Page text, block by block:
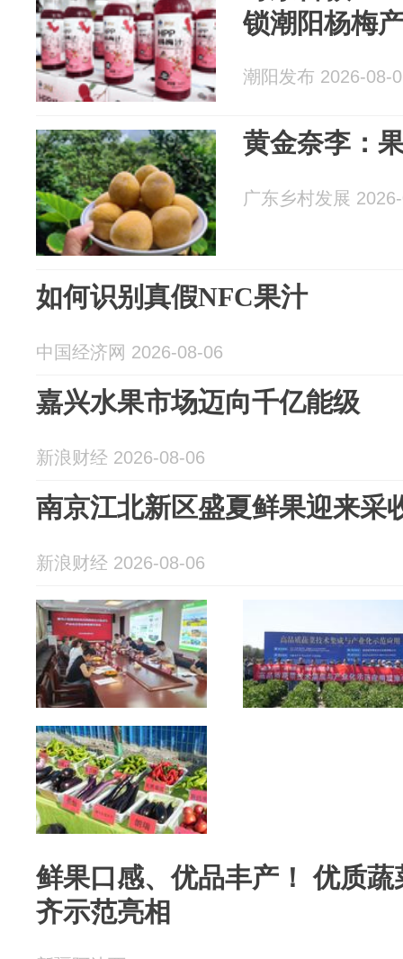
锁潮阳杨梅
潮阳发布 2026-08-
黄金奈李：
广东乡村发展
如何识别真假NFC果汁
中国经济网 2026-08-06
嘉兴水果市场迈向千亿能级
新浪财经 2026-08-06
南京江北新区盛夏鲜果迎来采
新浪财经 2026-08-06
鲜果口感、优品丰产！ 优质
齐示范亮相